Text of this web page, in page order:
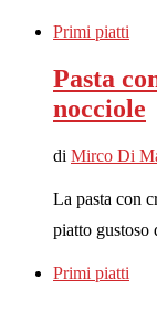
Primi piatti
Pasta
nocciole
di Mirco Di
La pasta con
piatto gustoso
Primi piatti